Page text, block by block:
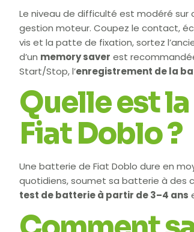
Le niveau de difficulté est modéré
gestion moteur. Coupez le contact,
vis et la patte de fixation, sortez
d’un memory saver est
Start/Stop, l’enregistrement de la
Quelle est
Fiat Doblo ?
Une batterie de Fiat Doblo dure en
quotidiens, soumet sa batterie à des
test de batterie à partir de 3–4 ans